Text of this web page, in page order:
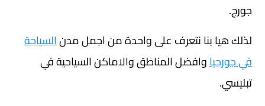
جورج.
لذلك هيا بنا نتعرف على واحدة من اجمل مدنالسياحة
في جورجياوافضل المناطق والاماكن السياحية في
تبليسي.